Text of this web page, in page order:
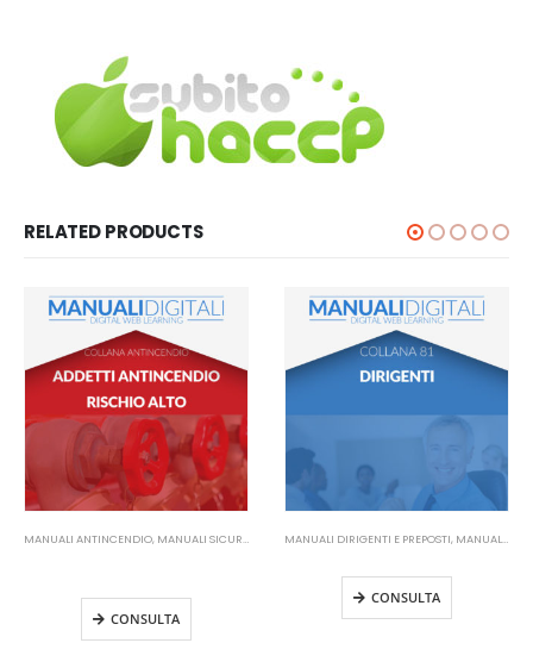
RELATED PRODUCTS
MANUALI ANTINCENDIO, MANUALI SICUREZZA SUL LAVORO
CONSULTA
MANUALI DIRIGENTI E PREPOSTI, MANUALI SICUREZZA SUL LAVORO
CONSULTA